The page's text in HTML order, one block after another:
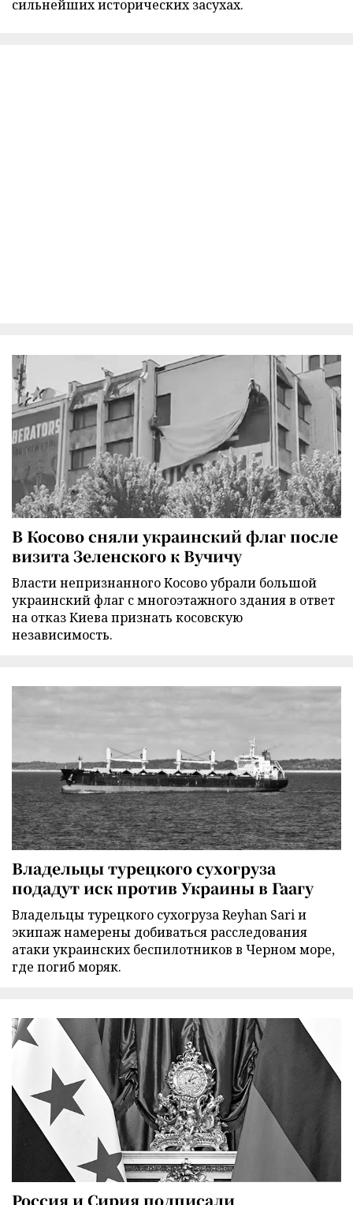
сильнейших исторических засухах.
В Косово сняли украинский флаг после
визита Зеленского к Вучичу
Власти непризнанного Косово убрали большой
украинский флаг с многоэтажного здания в ответ
на отказ Киева признать косовскую
независимость.
Владельцы турецкого сухогруза
подадут иск против Украины в Гаагу
Владельцы турецкого сухогруза Reyhan Sari и
экипаж намерены добиваться расследования
атаки украинских беспилотников в Черном море,
где погиб моряк.
Россия и Сирия подписали